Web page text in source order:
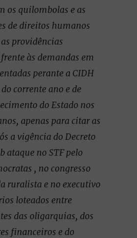
os quilombolas e as
de direitos humanos
providências
às demandas em
perante a CIDH
corrente ano e de
do Estado nos
apenas para citar as
a vigência do Decreto
ataque no STF pelo
, no congresso
ruralista e no executivo
loteados entre
das oligarquias, dos
financeiros e do